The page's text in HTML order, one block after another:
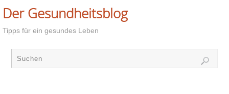
Der Gesundheitsblog
Tipps für ein gesundes Leben